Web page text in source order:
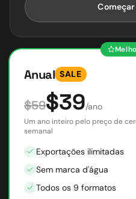
Anual SALE
$59$39/ano
Um ano inteiro pelo preço de
semanal
Exportações ilimitadas
Sem marca d'água
Todos os 9 formatos